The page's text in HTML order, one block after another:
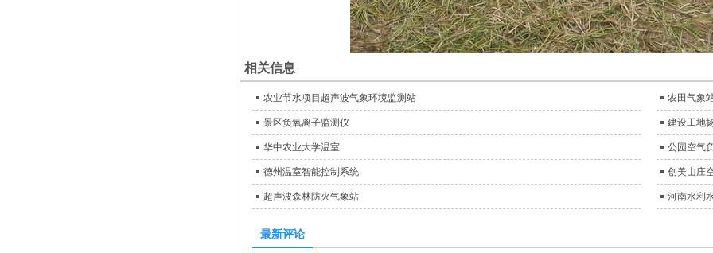
相关信息
农业节水项目超声波气象环境监测站 农田气象
景区负氧离子监测仪 建设工地
华中农业大学温室 公园空气
德州温室智能控制系统 创美山庄
超声波森林防火气象站 河南水利
最新评论